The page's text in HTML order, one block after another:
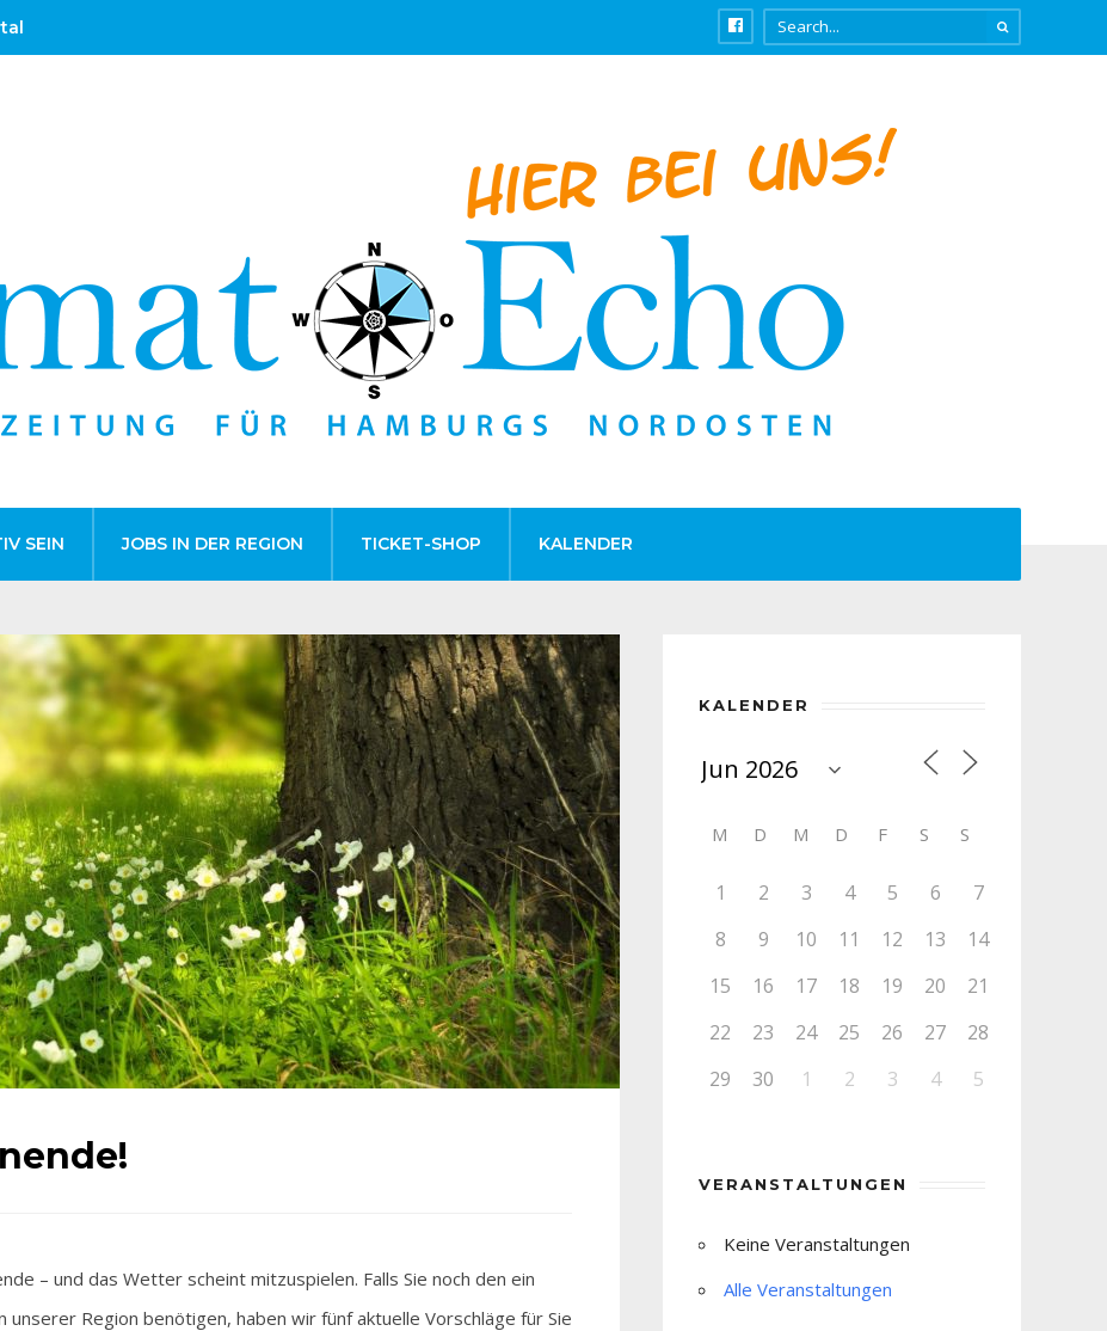
SEIN JOBS IN DER REGION TICKET-SHOP KALENDER
– und das Wetter scheint mitzuspielen. Falls Sie noch den ein
Region benötigen, haben wir fünf aktuelle Vorschläge für Sie
KALENDER
M D M D F S S
1 2 3 4 5 6
7
8
9 10 11 12 13
14
15
16 17 18 19 20
21
22
23 24 25 26 27
28
29
30 1 2 3 4 5
VERANSTALTUNGEN
Keine Veranstaltungen
Alle Veranstaltungen